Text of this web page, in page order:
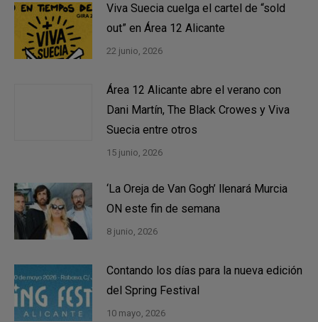
Viva Suecia cuelga el cartel de “sold
out” en Área 12 Alicante
22 junio, 2026
Área 12 Alicante abre el verano con
Dani Martín, The Black Crowes y Viva
Suecia entre otros
15 junio, 2026
‘La Oreja de Van Gogh’ llenará Murcia
ON este fin de semana
8 junio, 2026
Contando los días para la nueva edición
del Spring Festival
10 mayo, 2026